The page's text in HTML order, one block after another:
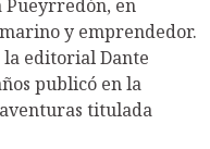
en
y emprendedor.
la editorial Dante
publicó en la
titulada